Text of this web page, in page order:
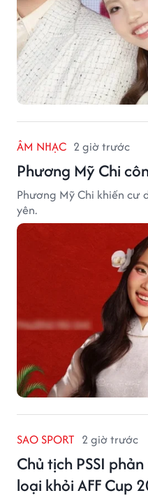
ÂM NHẠC 2 giờ trước
Phương Mỹ Chi
Phương Mỹ Chi khiến
yên.
SAO SPORT 2 giờ trước
Chủ tịch PSSI
loại khỏi AFF Cup